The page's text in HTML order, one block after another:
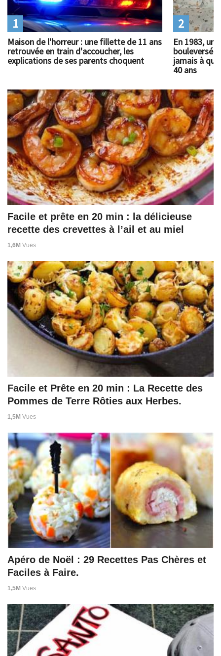
Maison de l'horreur : une fillette de 11 ans
retrouvée en train d'accoucher, les
explications de ses parents choquent
1
En 1983, un
bouleversé
jamais à
40 ans
2
Facile et prête en 20 min : la délicieuse
recette des crevettes à l’ail et au miel
1,6M Vues
Facile et Prête en 20 min : La Recette des
Pommes de Terre Rôties aux Herbes.
1,5M Vues
Apéro de Noël : 29 Recettes Pas Chères et
Faciles à Faire.
1,5M Vues